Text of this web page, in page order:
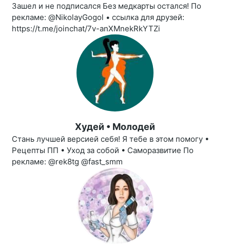
Зашел и не подписался Без медкарты остался! По
рекламе: @NikolayGogol • ссылка для друзей:
https://t.me/joinchat/7v-anXMnekRkYTZi
Худей • Молодей
Стань лучшей версией себя! Я тебе в этом помогу •
Рецепты ПП • Уход за собой • Саморазвитие По
рекламе: @rek8tg @fast_smm